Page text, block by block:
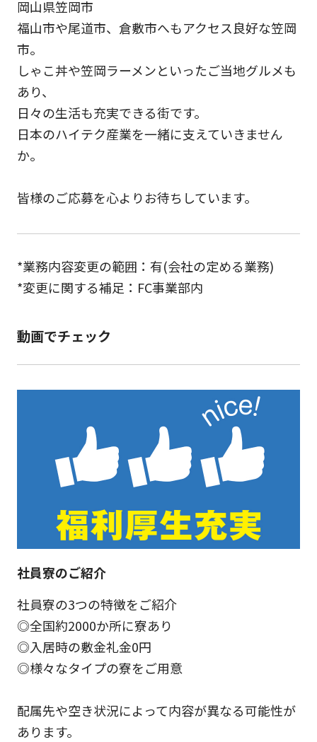
岡山県笠岡市
福山市や尾道市、倉敷市へもアクセス良好な笠岡
市。
しゃこ丼や笠岡ラーメンといったご当地グルメも
あり、
日々の生活も充実できる街です。
日本のハイテク産業を一緒に支えていきません
か。
皆様のご応募を心よりお待ちしています。
*業務内容変更の範囲：有(会社の定める業務)
*変更に関する補足：FC事業部内
動画でチェック
社員寮のご紹介
社員寮の3つの特徴をご紹介
◎全国約2000か所に寮あり
◎入居時の敷金礼金0円
◎様々なタイプの寮をご用意
配属先や空き状況によって内容が異なる可能性が
あります。